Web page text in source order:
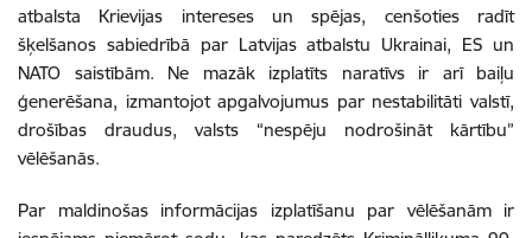
atbalsta Krievijas intereses un spējas, cenšoties radīt
šķelšanos sabiedrībā par Latvijas atbalstu Ukrainai, ES un
NATO saistībām. Ne mazāk izplatīts naratīvs ir arī baiļu
ģenerēšana, izmantojot apgalvojumus par nestabilitāti valstī,
drošības draudus, valsts “nespēju nodrošināt kārtību”
vēlēšanās.
Par maldinošas informācijas izplatīšanu par vēlēšanām ir